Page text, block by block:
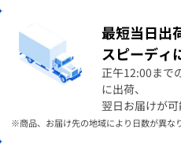
最短当日出
スピーディ
正午12:00まで
に出荷、
翌日お届けが可
※商品、お届け先の地域により日数が異な